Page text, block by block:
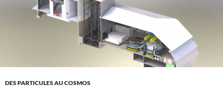
DES PARTICULES AU COSMOS